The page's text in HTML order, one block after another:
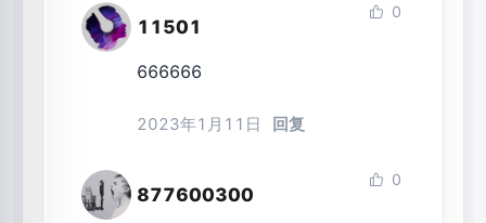
11501
0
666666
2023年1月11日 回复
877600300
0